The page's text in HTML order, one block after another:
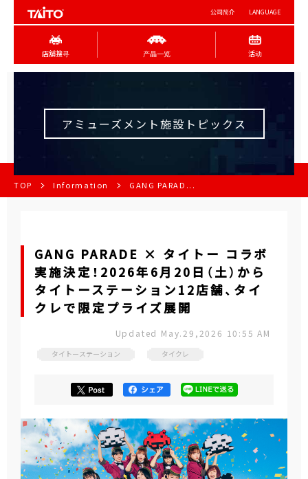
公司简介 LANGUAGE
店舖搜寻 产品一览 活动
アミューズメント施設トピックス
TOP Information GANG PARAD...
GANG PARADE × タイトー コラボ
実施決定！2026年6月20日（土）から
タイトーステーション12店舗、タイ
クレで限定プライズ展開
Updated May.29,2026 10:55 AM
タイトーステーション タイクレ